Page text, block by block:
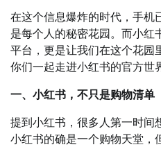
在这个信息爆炸的时代，手机
是每个人的秘密花园。而小红
平台，更是让我们在这个花园
你们一起走进小红书的官方世
一、小红书，不只是购物清单
提到小红书，很多人第一时间
小红书的确是一个购物天堂，